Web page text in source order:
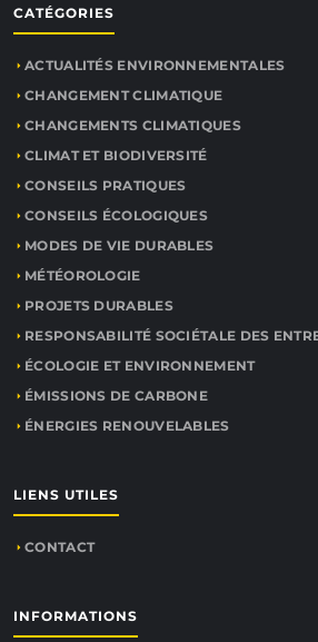
CATÉGORIES
ACTUALITÉS ENVIRONNEMENTALES
CHANGEMENT CLIMATIQUE
CHANGEMENTS CLIMATIQUES
CLIMAT ET BIODIVERSITÉ
CONSEILS PRATIQUES
CONSEILS ÉCOLOGIQUES
MODES DE VIE DURABLES
MÉTÉOROLOGIE
PROJETS DURABLES
RESPONSABILITÉ SOCIÉTALE DES
ÉCOLOGIE ET ENVIRONNEMENT
ÉMISSIONS DE CARBONE
ÉNERGIES RENOUVELABLES
LIENS UTILES
CONTACT
INFORMATIONS